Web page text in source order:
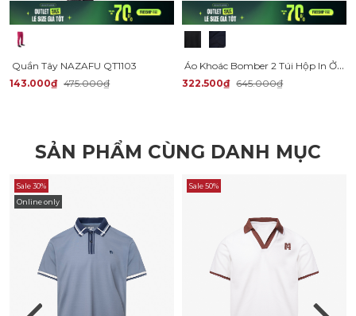
Quần Tây NAZAFU QT1103
143.000₫ 475.000₫
Áo Khoác Bomber 2 Túi Hộp In Ở Ngực Form Regular AK064
322.500₫ 645.000₫
SẢN PHẨM CÙNG DANH MỤC
Sale 30%
Online only
Sale 50%